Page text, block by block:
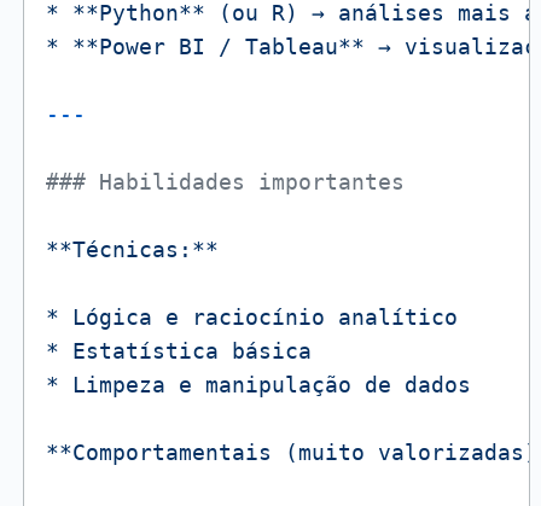
*
**Python** (ou R) → análises mais
*
**Power BI / Tableau** →
### Habilidades importantes
**Técnicas:**
* Lógica e raciocínio
analítico
*
Estatística
básica
*
Limpeza e manipulação de dados
**Comportamentais (muito